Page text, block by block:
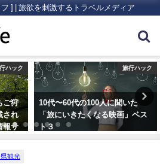
] | 旅欲を刺激するトラベルメディア
ハック
ご狩
され
報サ
旅行ハック
10代〜60代の100人に聞いた
「旅にいきたくなる映画」ベス
ト３
観光